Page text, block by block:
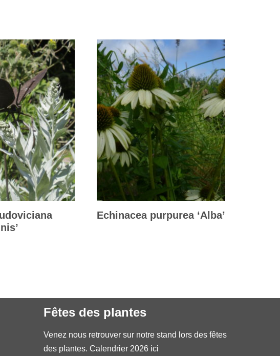
Echinacea purpurea ‘Alba’
Fêtes des plantes
Venez nous retrouver sur notre stand lors des fêtes
des plantes. Calendrier 2026 ici